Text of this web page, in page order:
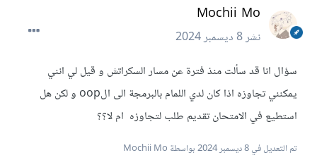
Mochii Mo
نشر8 ديسمبر 2024
سؤال انا قد سألت منذ فترة عن مسار السكراتش و قيل لي انني
يمكنني تجاوزه اذا كان لدي اللمام بالبرمجة الى الoop و لكن هل
استطيع في الامتحان تقديم طلب لتجاوزه ام لا؟؟
تم التعديل في8 ديسمبر 2024 بواسطة Mochii Mo